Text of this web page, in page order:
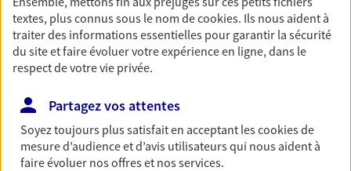
Découvrir les offres Épargne
Retraite
Préparez sereinement ce nouveau chapitre de
votre vie avec les conseils d'un expert. Découvrez
notre solution PER (Plan Epargne Retraite)
spécialement conçue pour la retraite.
textes, plus connus sous le nom decookies. Ils nous aident à
traiter des informations essentielles pour garantir la sécurité
du site et faire évoluer votre expérience en ligne, dans le
respect de votre vie privée.
Partagez vos attentes
Soyez toujours plus satisfait en acceptant lescookiesde
mesure d’audience et d’avis utilisateurs qui nous aident à
faire évoluer nos offres et nos services.